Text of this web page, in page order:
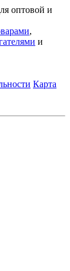
оптовой и
,
и
Карта